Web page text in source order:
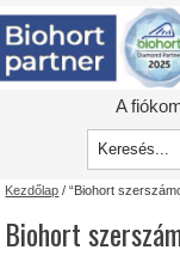
A
Kezdőlap / “Biohort
Biohort